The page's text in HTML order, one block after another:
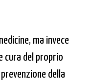
ma invece
cura del proprio
della